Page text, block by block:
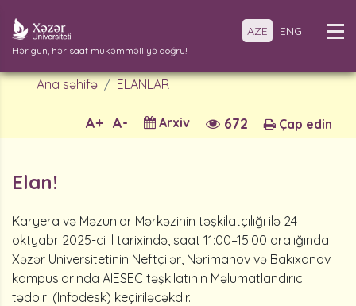
Hər gün, hər saat mükəmməlliyə doğru!
AZE ENG
Ana səhifə ELANLAR
Çap edin
672
Arxiv
A-
A+
Elan!
Karyera və Məzunlar Mərkəzinin təşkilatçılığı ilə 24
oktyabr 2025-ci il tarixində, saat 11:00–15:00 aralığında
Xəzər Universitetinin Neftçilər, Nərimanov və Bakıxanov
kampuslarında AIESEC təşkilatının Məlumatlandırıcı
tədbiri (Infodesk) keçiriləcəkdir.